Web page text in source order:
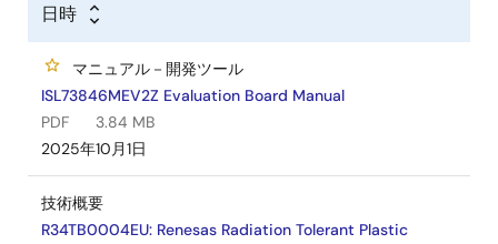
日時
マニュアル－開発ツール
ISL73846MEV2Z Evaluation Board Manual
PDF
3.84 MB
2025年10月1日
技術概要
R34TB0004EU: Renesas Radiation Tolerant Plastic